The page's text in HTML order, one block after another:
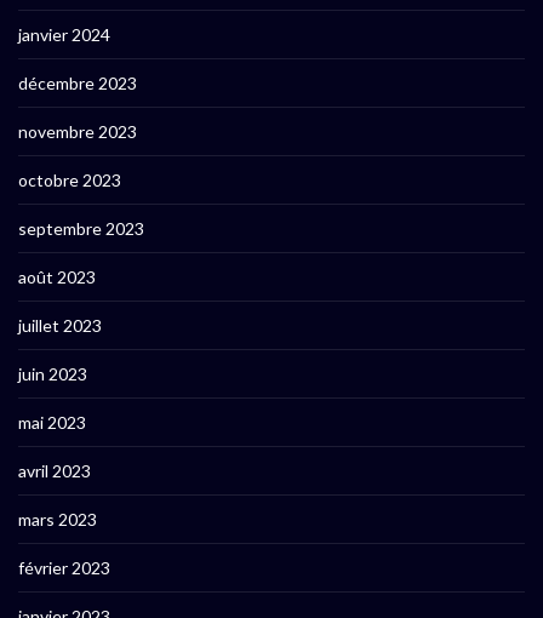
janvier 2024
décembre 2023
novembre 2023
octobre 2023
septembre 2023
août 2023
juillet 2023
juin 2023
mai 2023
avril 2023
mars 2023
février 2023